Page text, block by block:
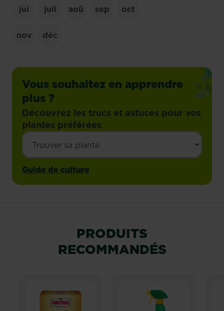
jui juil aoû sep oct
nov déc
Vous souhaitez en apprendre
plus ?
Découvrez les trucs et astuces pour vos
plantes préférées
Guide de culture
PRODUITS
RECOMMANDÉS